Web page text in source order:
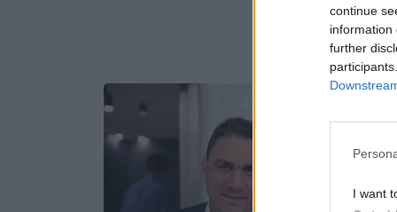
continue
information
further
I want